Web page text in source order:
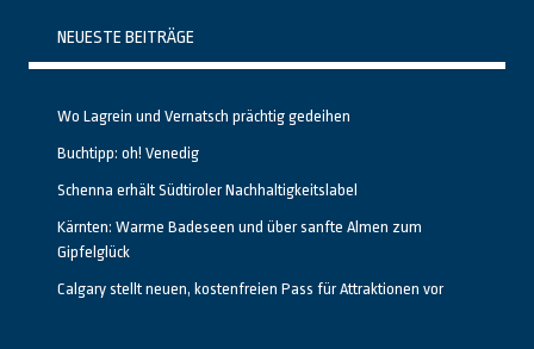
NEUESTE BEITRÄGE
Wo Lagrein und Vernatsch prächtig gedeihen
Buchtipp: oh! Venedig
Schenna erhält Südtiroler Nachhaltigkeitslabel
Kärnten: Warme Badeseen und über sanfte Almen zum
Gipfelglück
Calgary stellt neuen, kostenfreien Pass für Attraktionen vor